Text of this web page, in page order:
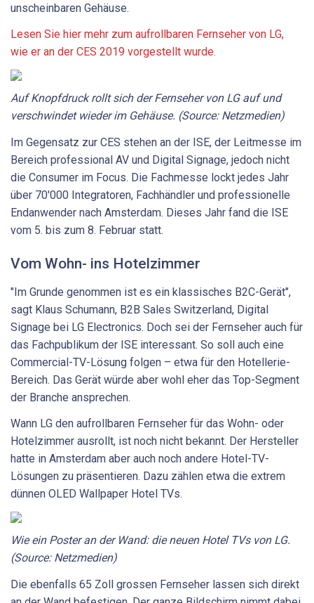
unscheinbaren Gehäuse.
Lesen Sie hier mehr zum aufrollbaren Fernseher von LG,
wie er an der CES 2019 vorgestellt wurde.
Auf Knopfdruck rollt sich der Fernseher von LG auf und
verschwindet wieder im Gehäuse. (Source: Netzmedien)
Im Gegensatz zur CES stehen an der ISE, der Leitmesse im
Bereich professional AV und Digital Signage, jedoch nicht
die Consumer im Focus. Die Fachmesse lockt jedes Jahr
über 70'000 Integratoren, Fachhändler und professionelle
Endanwender nach Amsterdam. Dieses Jahr fand die ISE
vom 5. bis zum 8. Februar statt.
Vom Wohn- ins Hotelzimmer
"Im Grunde genommen ist es ein klassisches B2C-Gerät",
sagt Klaus Schumann, B2B Sales Switzerland, Digital
Signage bei LG Electronics. Doch sei der Fernseher auch für
das Fachpublikum der ISE interessant. So soll auch eine
Commercial-TV-Lösung folgen – etwa für den Hotellerie-
Bereich. Das Gerät würde aber wohl eher das Top-Segment
der Branche ansprechen.
Wann LG den aufrollbaren Fernseher für das Wohn- oder
Hotelzimmer ausrollt, ist noch nicht bekannt. Der Hersteller
hatte in Amsterdam aber auch noch andere Hotel-TV-
Lösungen zu präsentieren. Dazu zählen etwa die extrem
dünnen OLED Wallpaper Hotel TVs.
Wie ein Poster an der Wand: die neuen Hotel TVs von LG.
(Source: Netzmedien)
Die ebenfalls 65 Zoll grossen Fernseher lassen sich direkt